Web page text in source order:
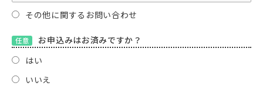
その他に関するお問い合わせ
任意
お申込みはお済みですか？
はい
いいえ